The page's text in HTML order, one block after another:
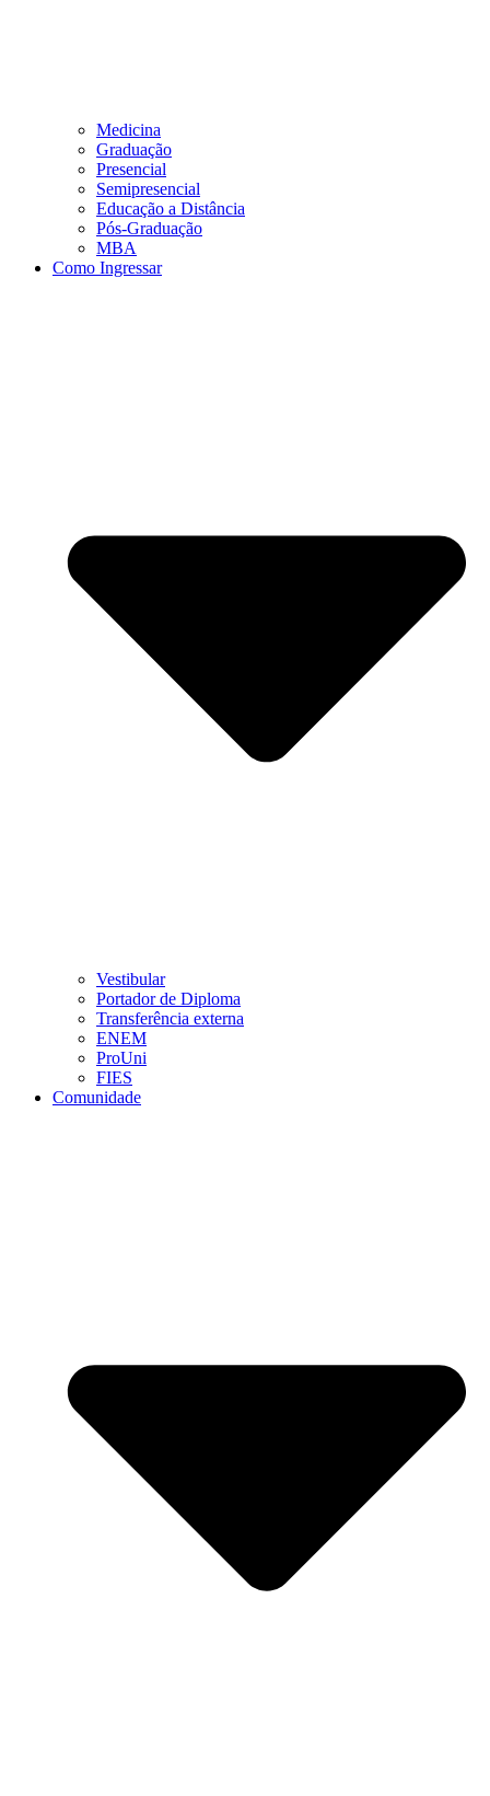
Medicina
Graduação
Presencial
Semipresencial
Educação a Distância
Pós-Graduação
MBA
Como Ingressar
Vestibular
Portador de Diploma
Transferência externa
ENEM
ProUni
FIES
Comunidade